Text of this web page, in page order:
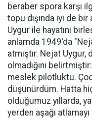
beraber spora karşı
topu dışında iyi de
Uygur ile hayatını
anlamda 1949'da
atmıştır. Nejat
olmadığını
meslek pilotluktu.
düşünürdüm. Hatta
olduğumuz yıllarda,
yerden aşağı